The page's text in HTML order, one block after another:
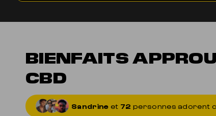
BIENFAITS
CBD
Sandrine et 72 personnes adorent